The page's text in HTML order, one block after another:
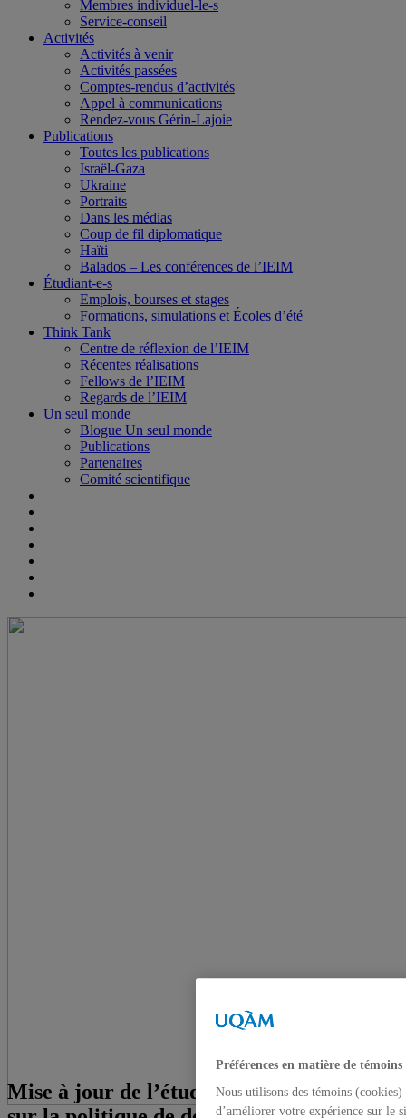
Membres individuel-le-s
Service-conseil
Activités
Activités à venir
Activités passées
Comptes-rendus d’activités
Appel à communications
Rendez-vous Gérin-Lajoie
Publications
Toutes les publications
Israël-Gaza
Ukraine
Portraits
Dans les médias
Coup de fil diplomatique
Haïti
Balados – Les conférences de l’IEIM
Étudiant-e-s
Emplois, bourses et stages
Formations, simulations et Écoles d’été
Think Tank
Centre de réflexion de l’IEIM
Récentes réalisations
Fellows de l’IEIM
Regards de l’IEIM
Un seul monde
Blogue Un seul monde
Publications
Partenaires
Comité scientifique
Mise à jour de l’étude intitulée Réflexions
Préférences en matière de témoins
Nous utilisons des témoins
d’améliorer votre expérience sur le